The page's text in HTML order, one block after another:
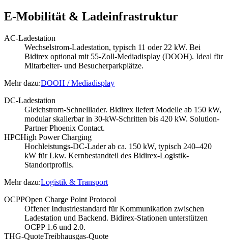
E-Mobilität & Ladeinfrastruktur
AC-Ladestation
Wechselstrom-Ladestation, typisch 11 oder 22 kW. Bei
Bidirex optional mit 55-Zoll-Mediadisplay (DOOH). Ideal für
Mitarbeiter- und Besucherparkplätze.
Mehr dazu:DOOH / Mediadisplay
DC-Ladestation
Gleichstrom-Schnelllader. Bidirex liefert Modelle ab 150 kW,
modular skalierbar in 30-kW-Schritten bis 420 kW. Solution-
Partner Phoenix Contact.
HPCHigh Power Charging
Hochleistungs-DC-Lader ab ca. 150 kW, typisch 240–420
kW für Lkw. Kernbestandteil des Bidirex-Logistik-
Standortprofils.
Mehr dazu:Logistik & Transport
OCPPOpen Charge Point Protocol
Offener Industriestandard für Kommunikation zwischen
Ladestation und Backend. Bidirex-Stationen unterstützen
OCPP 1.6 und 2.0.
THG-QuoteTreibhausgas-Quote